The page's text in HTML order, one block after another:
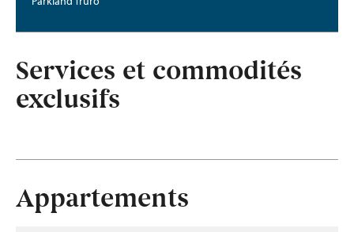
Services et commodités
exclusifs
Appartements